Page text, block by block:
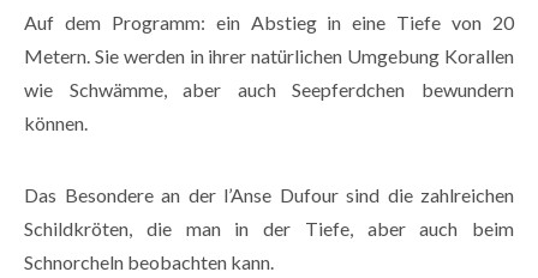
Auf dem Programm: ein Abstieg in eine Tiefe von 20
Metern. Sie werden in ihrer natürlichen Umgebung Korallen
wie Schwämme, aber auch Seepferdchen bewundern
können.
Das Besondere an der l’Anse Dufour sind die zahlreichen
Schildkröten, die man in der Tiefe, aber auch beim
Schnorcheln beobachten kann.